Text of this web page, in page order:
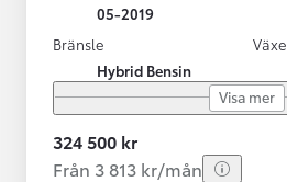
05-2019
Bränsle
Hybrid Bensin
Visa mer
324 500 kr
Från 3 813 kr/mån